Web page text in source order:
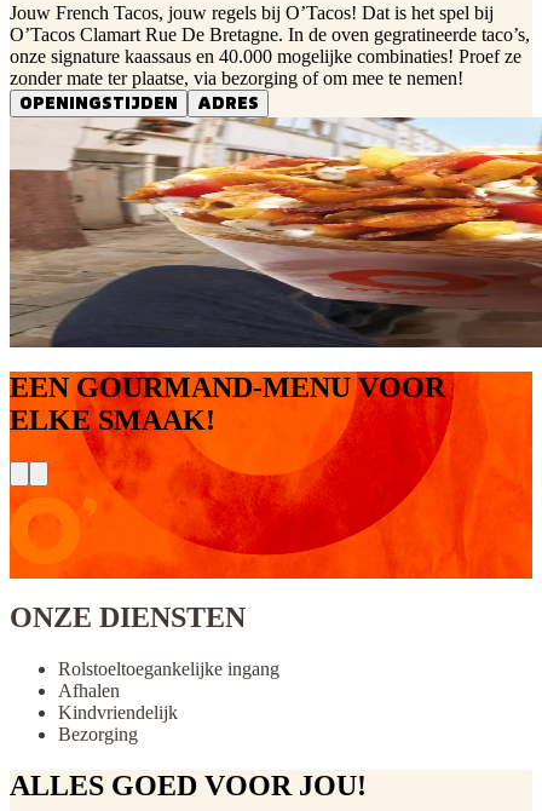
Jouw French Tacos, jouw regels bij O’Tacos! Dat is het spel bij
O’Tacos Clamart Rue De Bretagne. In de oven gegratineerde taco’s,
onze signature kaassaus en 40.000 mogelijke combinaties! Proef ze
zonder mate ter plaatse, via bezorging of om mee te nemen!
OPENINGSTIJDEN
ADRES
EEN GOURMAND-MENU VOOR
ELKE SMAAK!
ONZE DIENSTEN
Rolstoeltoegankelijke ingang
Afhalen
Kindvriendelijk
Bezorging
ALLES GOED VOOR JOU!